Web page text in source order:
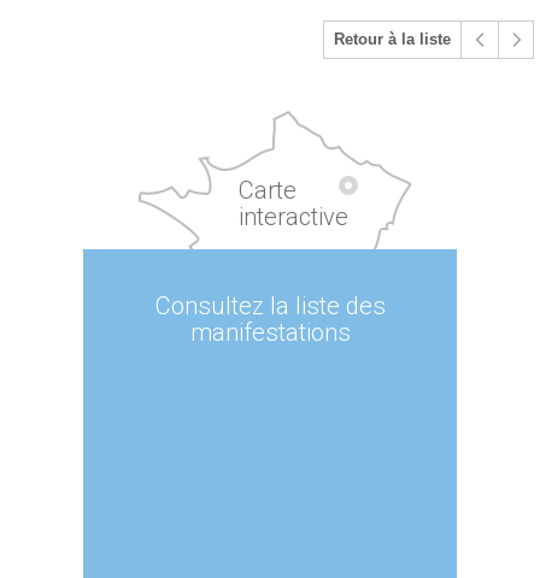
Retour à la liste
Carte
interactive
Consultez la liste des
manifestations